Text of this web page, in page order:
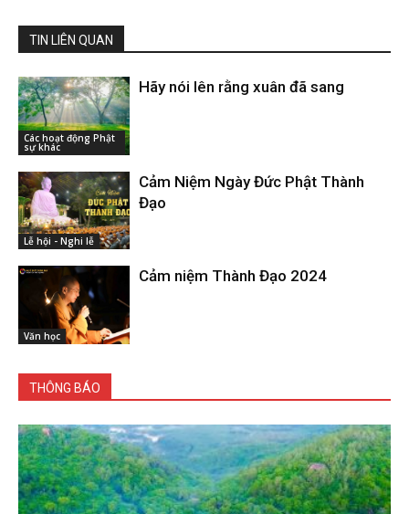
TIN LIÊN QUAN
Các hoạt động Phật
sự khác
Hãy nói lên rằng xuân đã sang
Lễ hội - Nghi lễ
Cảm Niệm Ngày Đức Phật Thành
Đạo
Văn học
Cảm niệm Thành Đạo 2024
THÔNG BÁO